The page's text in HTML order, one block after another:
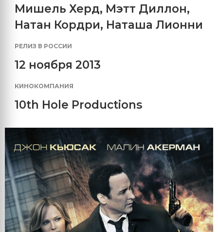
Мишель Херд, Мэтт Диллон,
Натан Кордри, Наташа Лионни
РЕЛИЗ В РОССИИ
12 ноября 2013
КИНОКОМПАНИЯ
10th Hole Productions